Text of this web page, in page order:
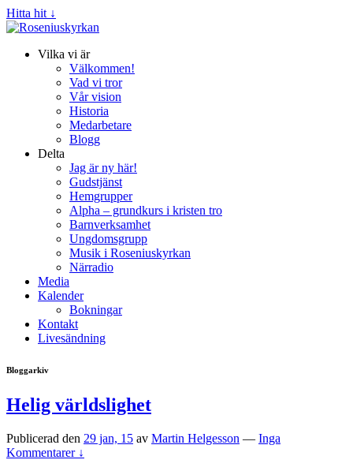
Hitta hit ↓
Vilka vi är
Välkommen!
Vad vi tror
Vår vision
Historia
Medarbetare
Blogg
Delta
Jag är ny här!
Gudstjänst
Hemgrupper
Alpha – grundkurs i kristen tro
Barnverksamhet
Ungdomsgrupp
Musik i Roseniuskyrkan
Närradio
Media
Kalender
Bokningar
Kontakt
Livesändning
Bloggarkiv
Helig världslighet
Publicerad den 29 jan, 15 av Martin Helgesson — Inga
Kommentarer ↓